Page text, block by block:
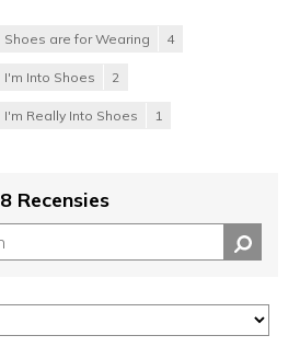
Shoes are for Wearing 4
I'm Into Shoes 2
I'm Really Into Shoes 1
8 Recensies